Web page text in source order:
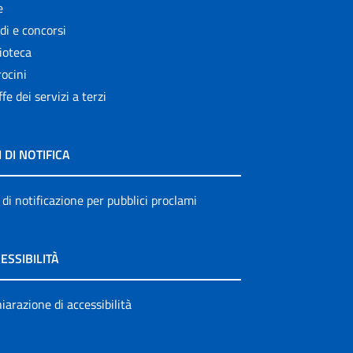
e concorsi
dei servizi a terzi
DI NOTIFICA
notificazione per pubblici proclami
di accessibilità